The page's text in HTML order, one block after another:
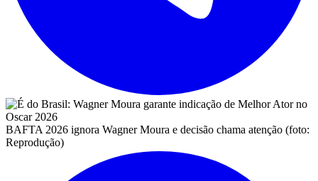
BAFTA 2026 ignora Wagner Moura e decisão chama atenção (foto:
Reprodução)